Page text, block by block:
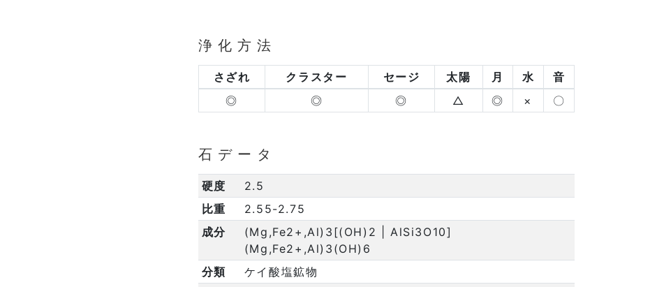
浄化方法
さざれ クラスター セージ 太陽 月 水
音
◎
◎ ◎ △ ◎ × 〇
石データ
硬度
2.5
比重
2.55-2.75
成分
(Mg,Fe2+,Al)3[(OH)2 | AlSi3O10]
(Mg,Fe2+,Al)3(OH)6
分類
ケイ酸塩鉱物